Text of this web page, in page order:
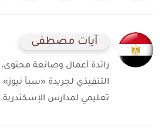
آيات مصطفى
رائدة أعمال وصانعة
التنفيذي لجريدة «سبأ نيوز»
تعليمي لمدارس الإسكندرية.